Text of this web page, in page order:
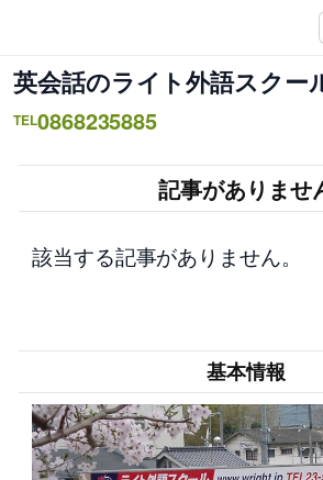
を
ス
キ
英会話のライト外語スクー
TEL0868235885
記事がありませ
該当する記事がありません。
基本情報